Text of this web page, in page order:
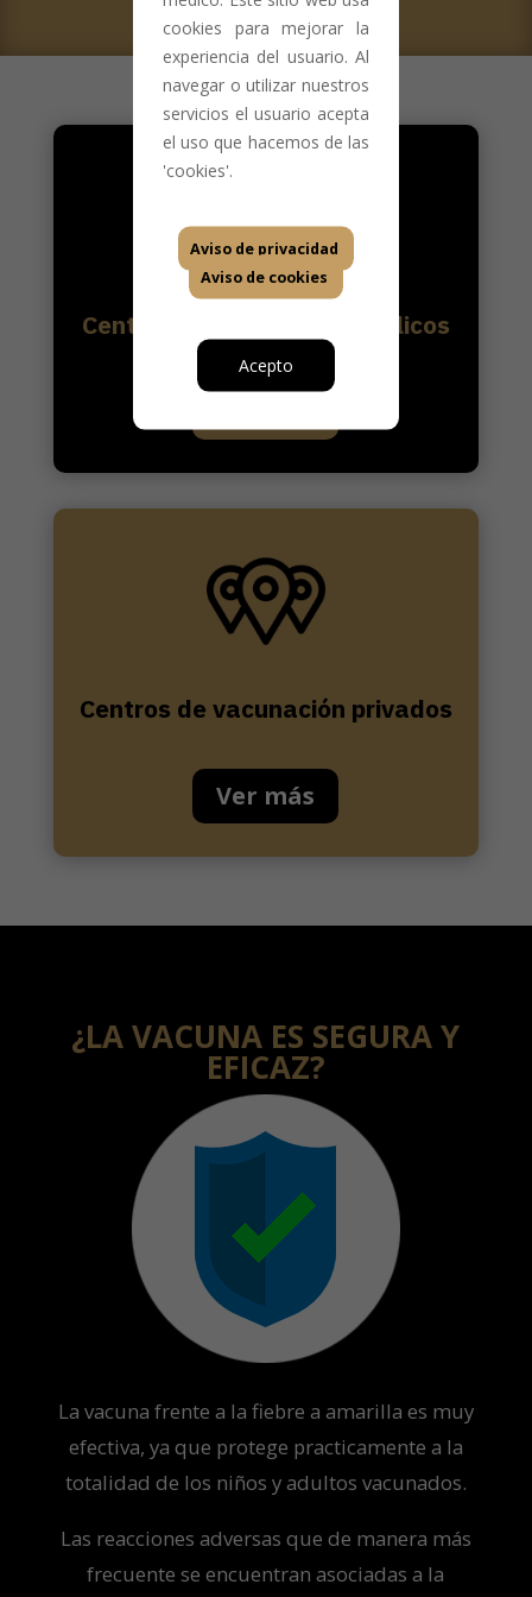
Centros de vacunación públicos
Centros de vacunación privados
Ver más
¿LA VACUNA ES SEGURA Y
EFICAZ?
La vacuna frente a la fiebre a amarilla es muy
efectiva, ya que protege practicamente a la
totalidad de los niños y adultos vacunados.
Las reacciones adversas que de manera más
frecuente se encuentran asociadas a la
cookies para mejorar la
experiencia del usuario. Al
navegar o utilizar nuestros
servicios el usuario acepta
el uso que hacemos de las
'cookies'.
Aviso de privacidad
Aviso de cookies
Acepto